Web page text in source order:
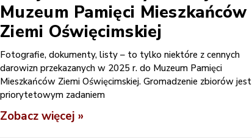
Muzeum Pamięci Mieszkańców
Ziemi Oświęcimskiej
Fotografie, dokumenty, listy – to tylko niektóre z cennych
darowizn przekazanych w 2025 r. do Muzeum Pamięci
Mieszkańców Ziemi Oświęcimskiej. Gromadzenie zbiorów jest
priorytetowym zadaniem
Zobacz więcej »